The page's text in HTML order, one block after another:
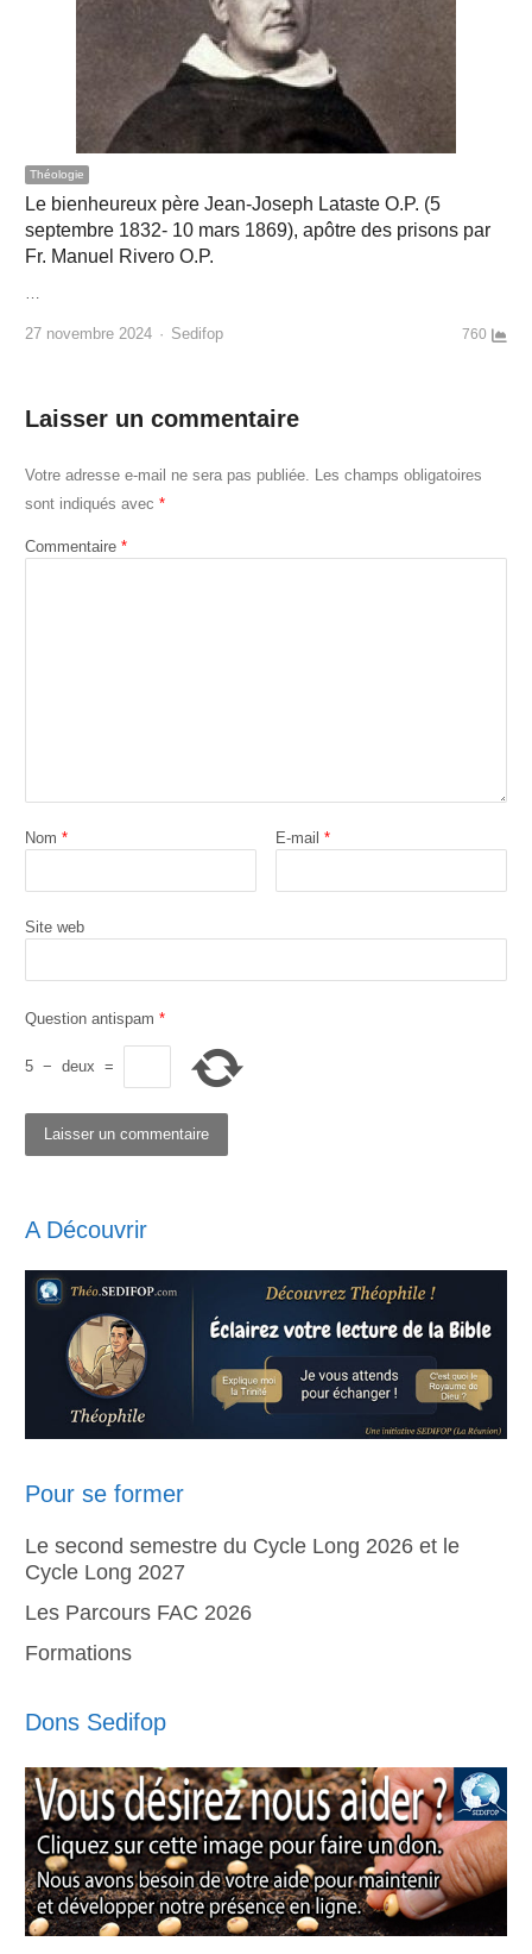
Théologie
Le bienheureux père Jean-Joseph Lataste O.P. (5
septembre 1832- 10 mars 1869), apôtre des prisons par
Fr. Manuel Rivero O.P.
…
27 novembre 2024 Author
Sedifop 760
Laisser un commentaire
Votre adresse e-mail ne sera pas publiée.
Les champs obligatoires
sont indiqués avec *
Commentaire *
Nom * E-mail*
Site web
Question antispam *
5 − deux =
A Découvrir
Pour se former
Le second semestre du Cycle Long 2026 et le
Cycle Long 2027
Les Parcours FAC 2026
Formations
Dons Sedifop